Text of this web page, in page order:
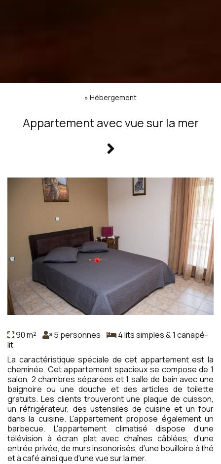
» Hébergement
Appartement avec vue sur la mer
90 m² 5 personnes
4 lits simples & 1 canapé-
lit
La caractéristique spéciale de cet appartement est la
cheminée. Cet appartement spacieux se compose de 1
salon, 2 chambres séparées et 1 salle de bain avec une
baignoire ou une douche et des articles de toilette
gratuits. Les clients trouveront une plaque de cuisson,
un réfrigérateur, des ustensiles de cuisine et un four
dans la cuisine. L'appartement propose également un
barbecue. L'appartement climatisé dispose d'une
télévision à écran plat avec chaînes câblées, d'une
entrée privée, de murs insonorisés, d'une bouilloire à thé
et à café ainsi que d'une vue sur la mer.